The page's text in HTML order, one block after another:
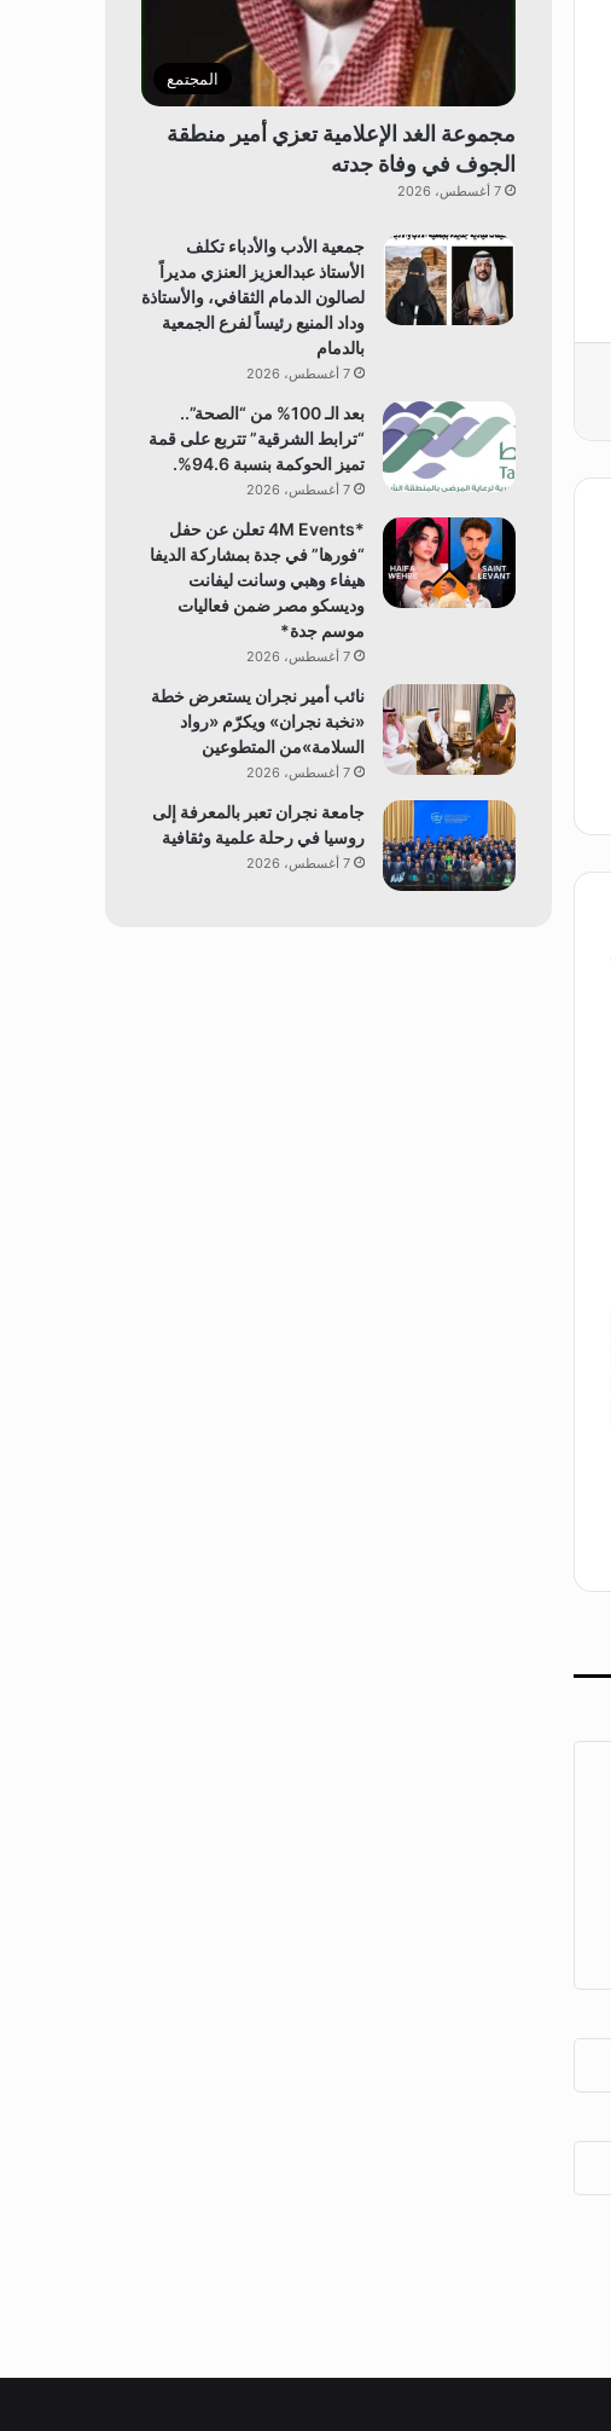
المجتمع
مجموعة الغد الإعلامية تعزي أمير منطقة
الجوف في وفاة جدته
7 أغسطس، 2026
جمعية الأدب والأدباء تكلف
الأستاذ عبدالعزيز العنزي مديراً
لصالون الدمام الثقافي، والأستاذة
وداد المنيع رئيساً لفرع الجمعية
بالدمام
7 أغسطس، 2026
بعد الـ 100% من “الصحة”..
“ترابط الشرقية” تتربع على قمة
تميز الحوكمة بنسبة 94.6%.
7 أغسطس، 2026
*4M Events تعلن عن حفل
“فورها” في جدة بمشاركة الديفا
هيفاء وهبي وسانت ليفانت
وديسكو مصر ضمن فعاليات
موسم جدة*
7 أغسطس، 2026
نائب أمير نجران يستعرض خطة
«نخبة نجران» ويكرّم «رواد
السلامة»من المتطوعين
7 أغسطس، 2026
جامعة نجران تعبر بالمعرفة إلى
روسيا في رحلة علمية وثقافية
7 أغسطس، 2026